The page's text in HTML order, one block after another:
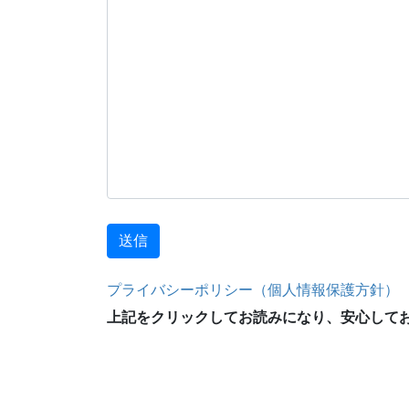
プライバシーポリシー（個人情報保護方針）
上記をクリックしてお読みになり、安心して